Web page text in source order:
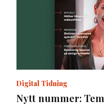
Digital Tidning
Nytt nummer: